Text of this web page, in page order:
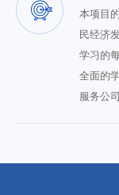
本项目
民经济
学习的
全面的
服务公